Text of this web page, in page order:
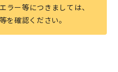
ラー等につきましては、
を確認ください。